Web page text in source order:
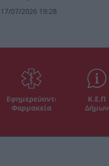
17/07/2026 19:28
Εφημερεύοντα
Φαρμακεία
Κ.Ε.Π
Δήμων